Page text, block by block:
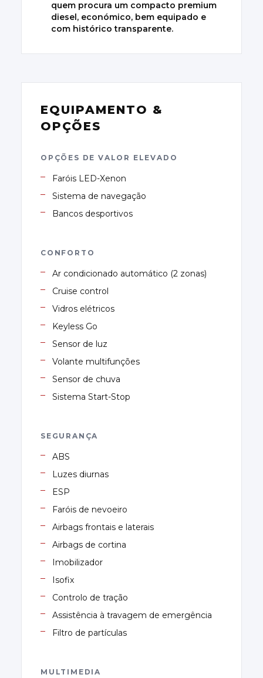
quem procura um compacto premium
diesel, económico, bem equipado e
com histórico transparente.
EQUIPAMENTO &
OPÇÕES
OPÇÕES DE VALOR ELEVADO
Faróis LED-Xenon
Sistema de navegação
Bancos desportivos
CONFORTO
Ar condicionado automático (2 zonas)
Cruise control
Vidros elétricos
Keyless Go
Sensor de luz
Volante multifunções
Sensor de chuva
Sistema Start-Stop
SEGURANÇA
ABS
Luzes diurnas
ESP
Faróis de nevoeiro
Airbags frontais e laterais
Airbags de cortina
Imobilizador
Isofix
Controlo de tração
Assistência à travagem de emergência
Filtro de partículas
MULTIMEDIA